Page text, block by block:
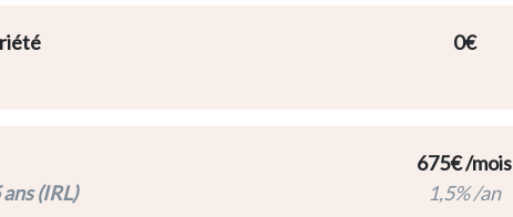
0€
(IRL)
675€ /mois
1,5% /an